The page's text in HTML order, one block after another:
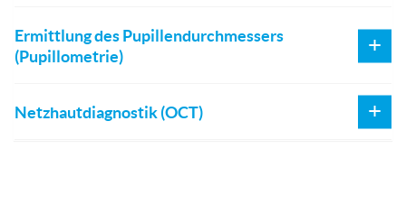
Ermittlung des Pupillendurchmessers
(Pupillometrie)
Netzhautdiagnostik (OCT)